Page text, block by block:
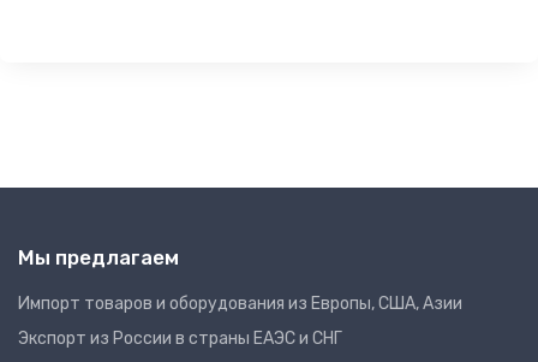
Мы предлагаем
Импорт товаров и оборудования из Европы, США, Азии
Экспорт из России в страны ЕАЭС и СНГ